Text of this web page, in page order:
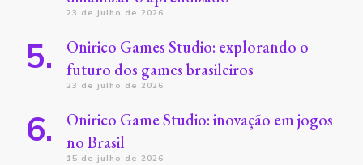
23 de julho de 2026
Onirico Games Studio: explorando o
futuro dos games brasileiros
23 de julho de 2026
Onirico Game Studio: inovação em jogos
no Brasil
15 de julho de 2026